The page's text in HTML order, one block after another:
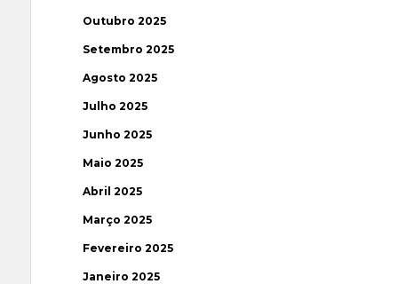
Outubro 2025
Setembro 2025
Agosto 2025
Julho 2025
Junho 2025
Maio 2025
Abril 2025
Março 2025
Fevereiro 2025
Janeiro 2025